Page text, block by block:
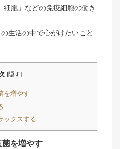
細胞」などの免疫細胞の働き
生活の中で心がけたいこと
[隠す]
を増やす
ックスする
を増やす